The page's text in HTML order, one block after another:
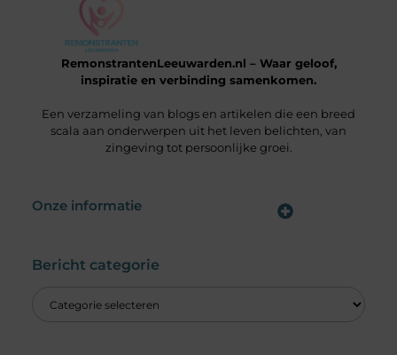
RemonstrantenLeeuwarden.nl – Waar geloof,
inspiratie en verbinding samenkomen.
Een verzameling van blogs en artikelen die een breed
scala aan onderwerpen uit het leven belichten, van
zingeving tot persoonlijke groei.
Onze informatie
Bericht categorie